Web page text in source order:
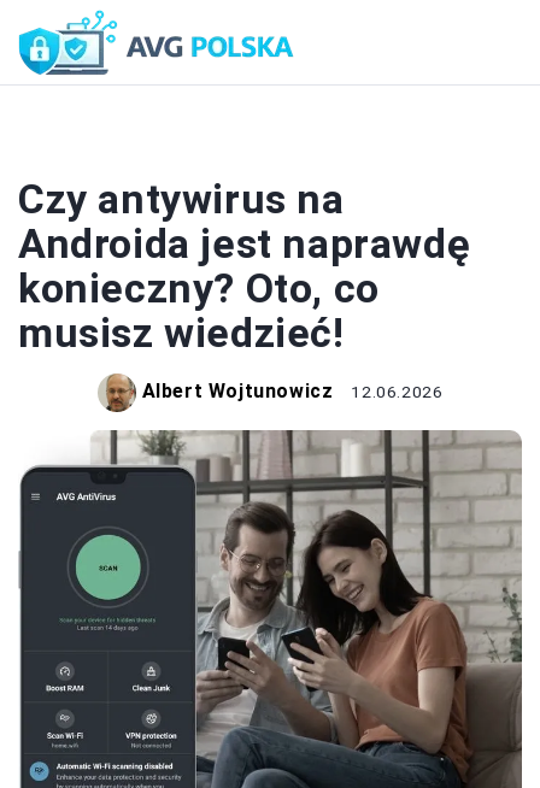
Czy antywirus na
Androida jest naprawdę
konieczny? Oto, co
musisz wiedzieć!
Albert Wojtunowicz 12.06.2026